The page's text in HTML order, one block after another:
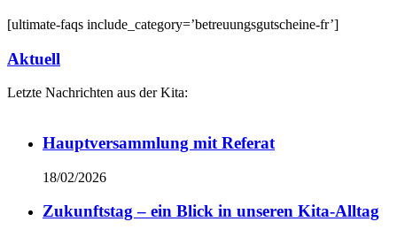
[ultimate-faqs include_category=’betreuungsgutscheine-fr’]
Aktuell
Letzte Nachrichten aus der Kita:
Hauptversammlung mit Referat
18/02/2026
Zukunftstag – ein Blick in unseren Kita-Alltag